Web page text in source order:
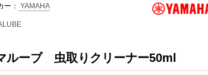
ー： YAMAHA
ルーブ 虫取りクリーナー50ml